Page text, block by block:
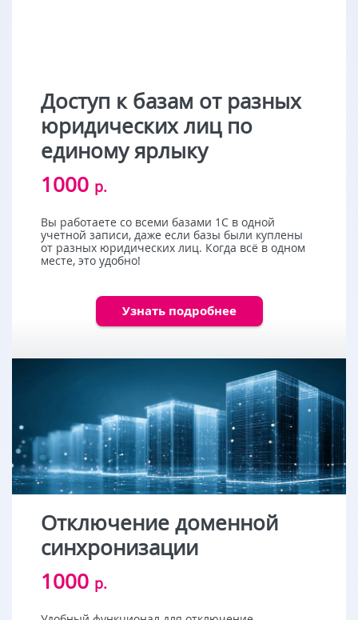
Доступ к базам от разных
юридических лиц по
единому ярлыку
1000 р.
Вы работаете со всеми базами 1С в одной
учетной записи, даже если базы были куплены
от разных юридических лиц. Когда всё в одном
месте, это удобно!
Узнать подробнее
Отключение доменной
синхронизации
1000 р.